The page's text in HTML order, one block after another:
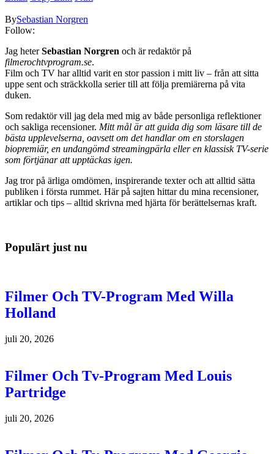
BySebastian Norgren
Follow:
Jag heterSebastian Norgren och är redaktör på
filmerochtvprogram.se.
Film och TV har alltid varit en stor passion i mitt liv – från att sitta
uppe sent och sträckkolla serier till att följa premiärerna på vita
duken.
Som redaktör vill jag dela med mig av både personliga reflektioner
och sakliga recensioner. Mitt mål är att guida dig som läsare till de
bästa upplevelserna, oavsett om det handlar om en storslagen
biopremiär, en undangömd streamingpärla eller en klassisk TV-serie
som förtjänar att upptäckas igen.
Jag tror på ärliga omdömen, inspirerande texter och att alltid sätta
publiken i första rummet. Här på sajten hittar du mina recensioner,
artiklar och tips – alltid skrivna med hjärta för berättelsernas kraft.
Populärt just nu
Filmer Och TV-Program Med Willa
Holland
juli 20, 2026
Filmer Och Tv-Program Med Louis
Partridge
juli 20, 2026